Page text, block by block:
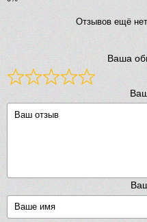
Отзывов ещё
Ваша